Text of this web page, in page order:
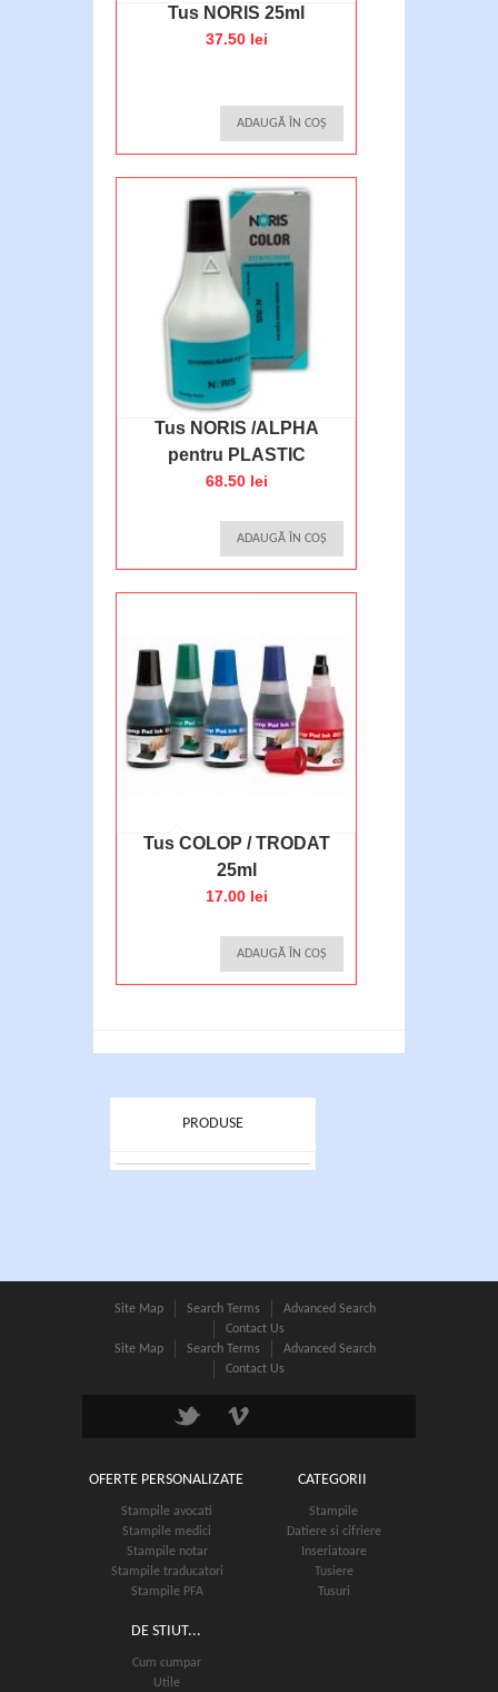
Tus NORIS 25ml
37.50 lei
ADAUGĂ ÎN COȘ
Tus NORIS /ALPHA
pentru PLASTIC
68.50 lei
ADAUGĂ ÎN COȘ
Tus COLOP / TRODAT
25ml
17.00 lei
ADAUGĂ ÎN COȘ
PRODUSE
Site Map Search Terms
Advanced Search
Contact Us
Site Map
Search Terms
Advanced Search
Contact Us
OFERTE PERSONALIZATE
Stampile avocati
Stampile medici
Stampile notar
Stampile traducatori
Stampile PFA
CATEGORII
Stampile
Datiere si cifriere
Inseriatoare
Tusiere
Tusuri
DE STIUT...
Cum cumpar
Utile